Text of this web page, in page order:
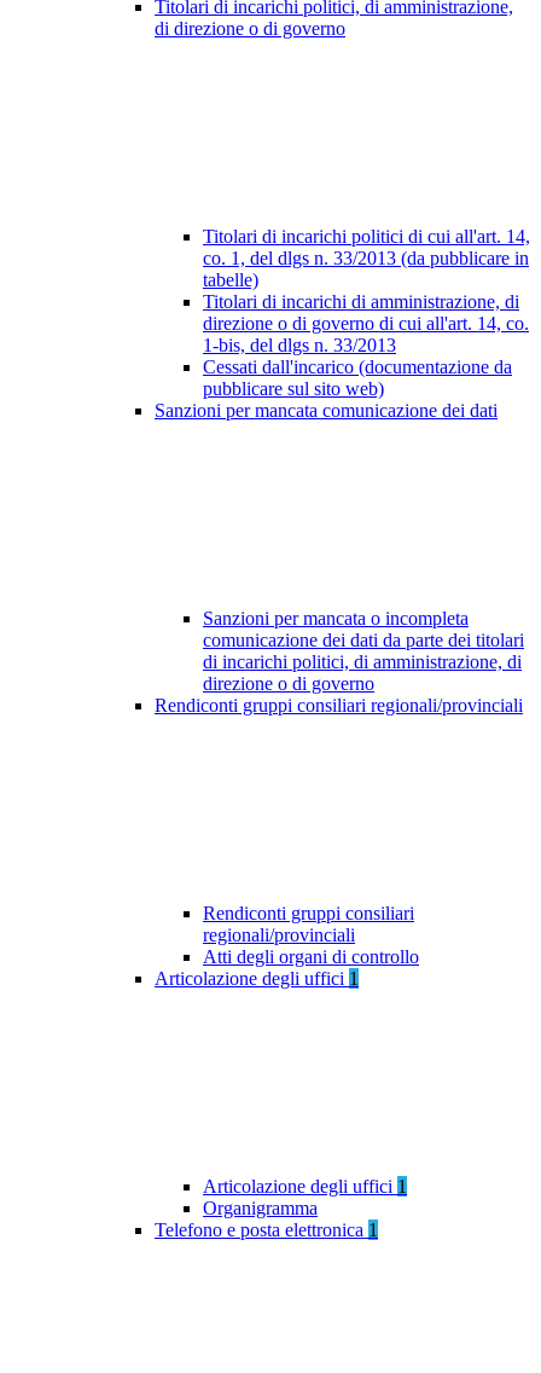
Titolari di incarichi politici, di amministrazione,
di direzione o di governo
Titolari di incarichi politici di cui all'art. 14,
co. 1, del dlgs n. 33/2013 (da pubblicare in
tabelle)
Titolari di incarichi di amministrazione, di
direzione o di governo di cui all'art. 14, co.
1-bis, del dlgs n. 33/2013
Cessati dall'incarico (documentazione da
pubblicare sul sito web)
Sanzioni per mancata comunicazione dei dati
Sanzioni per mancata o incompleta
comunicazione dei dati da parte dei titolari
di incarichi politici, di amministrazione, di
direzione o di governo
Rendiconti gruppi consiliari regionali/provinciali
Rendiconti gruppi consiliari
regionali/provinciali
Atti degli organi di controllo
Articolazione degli uffici 1
Articolazione degli uffici 1
Organigramma
Telefono e posta elettronica 1